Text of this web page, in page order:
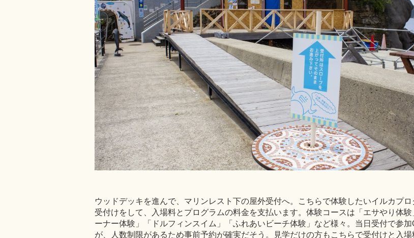
ウッドデッキを進んで、マリンレスト下の屋外受付へ。こちらで体験したいイルカプ
受付けをして、入場料とプログラムの料金を支払います。体験コースは「エサやり体験
ーナー体験」「ドルフィンスイム」「ふれあいビーチ体験」など様々。当日受付で参加
が、人数制限があるため事前予約が確実だそう。見学だけの方もこちらで受付けと入